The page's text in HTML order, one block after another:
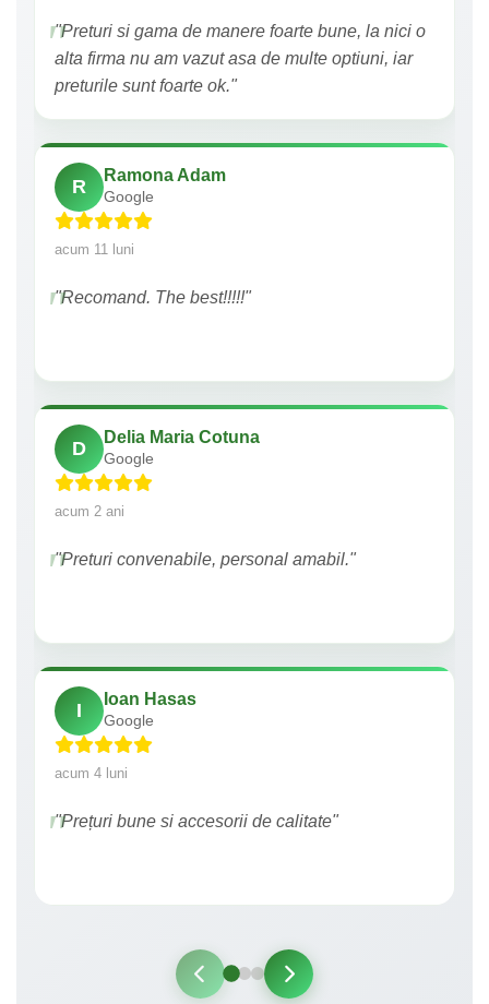
"Preturi si gama de manere foarte bune, la nici o
alta firma nu am vazut asa de multe optiuni, iar
preturile sunt foarte ok."
R
Ramona Adam
Google
acum 11 luni
"Recomand. The best!!!!!"
D
Delia Maria Cotuna
Google
acum 2 ani
"Preturi convenabile, personal amabil."
I
Ioan Hasas
Google
acum 4 luni
"Prețuri bune si accesorii de calitate"